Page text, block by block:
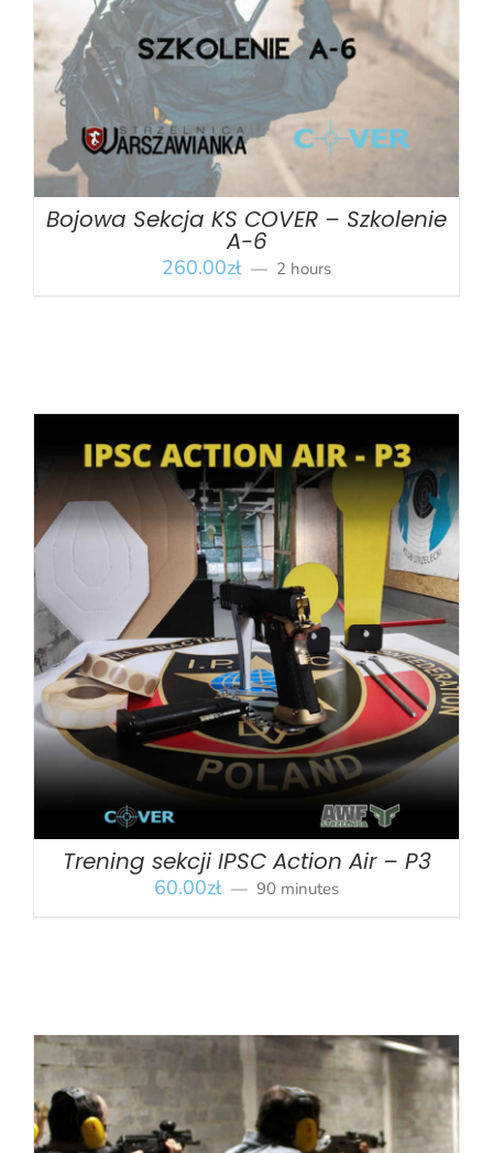
Bojowa Sekcja KS COVER – Szkolenie
A-6
260.00zł 2 hours
BOOK SZCZEGÓŁY
Trening sekcji IPSC Action Air – P3
60.00zł 90 minutes